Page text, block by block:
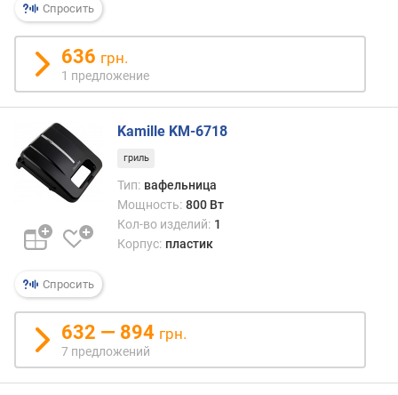
п
о
и
ч
е
с
т
п
р
д
л
о
ж
е
н
Спросить
636 грн.
1 предложение
Спросить
Kamille KM-6718
гриль
Тип: вафельница
Мощность: 800 Вт
Кол-во изделий: 1
Корпус: пластик
632 — 894 грн.
7 предложений